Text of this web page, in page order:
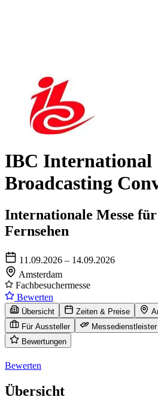
IBC International
Broadcasting
Internationale Messe
Fernsehen
11.09.2026 – 14.09.2026
Amsterdam
Fachbesuchermesse
Bewerten
Übersicht Zeiten & Preise
Für Aussteller
Messedienstleister
Bewertungen
Bewerten
Übersicht